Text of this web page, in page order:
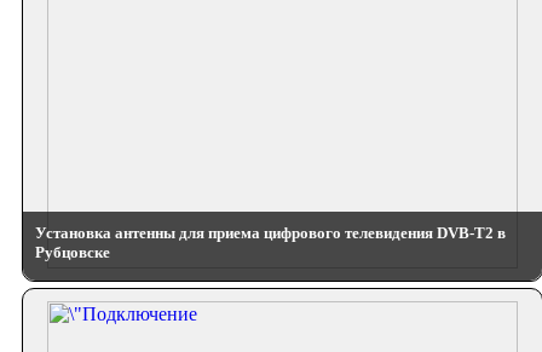
Установка антенны для приема цифрового телевидения DVB-T2 в
Рубцовске